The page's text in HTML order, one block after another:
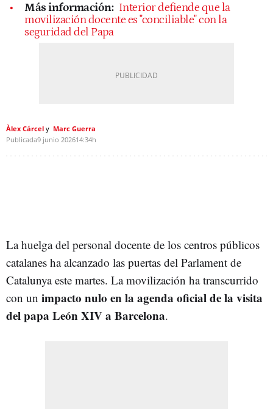
Más información: Interior defiende que la
movilización docente es "conciliable" con la
seguridad del Papa
Àlex Cárcel
Marc Guerra
Publicada9 junio 202614:34h
La huelga del personal docente de los centros públicos
catalanes ha alcanzado las puertas del Parlament de
Catalunya este martes. La movilización ha transcurrido
con un impacto nulo en la agenda oficial de la visita
del papa León XIV a Barcelona.